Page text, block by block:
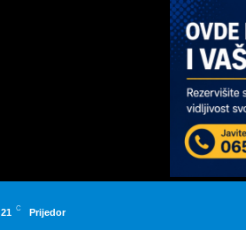
21 C Prijedor